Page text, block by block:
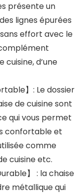
présente un
lignes épurées
effort avec le
cuisine, d’une
】: Le dossier
de cuisine sont
qui vous permet
confortable et
comme
cuisine etc.
】 : la chaise
métallique qui